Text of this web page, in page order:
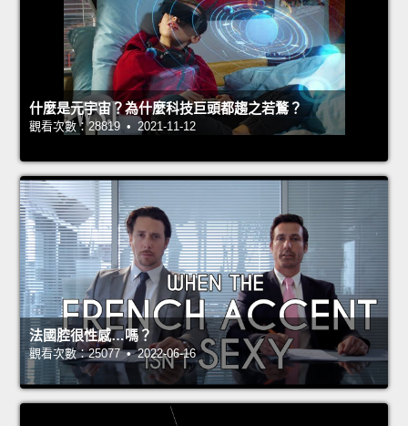
什麼是元宇宙？為什麼科技巨頭都趨之若鶩？
觀看次數：28819 • 2021-11-12
法國腔很性感…嗎？
觀看次數：25077 • 2022-06-16